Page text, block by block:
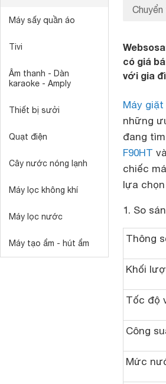
Máy sấy quần áo
Tivi
Âm thanh - Dàn
karaoke - Amply
Thiết bị sưởi
Quạt điện
Cây nước nóng lạnh
Máy lọc không khí
Máy lọc nước
Máy tạo ẩm - hút ẩm
có giá
với gia
Máy giặt
những
đang
F90HT
chiếc
lựa
1. So
Thông
Khối
Tốc độ
Công
Mức